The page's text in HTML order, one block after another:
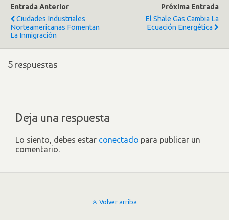
Entrada Anterior
Ciudades Industriales
Norteamericanas Fomentan
La Inmigración
Próxima Entrada
El Shale Gas Cambia La
Ecuación Energética
5 respuestas
Deja una respuesta
Lo siento, debes estar conectado para publicar un
comentario.
Volver arriba